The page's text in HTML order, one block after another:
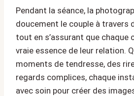
Pendant la séance, la
doucement le couple à travers
tout en s’assurant que chaque
vraie essence de leur relation.
moments de tendresse, des
regards complices, chaque
avec soin pour créer des